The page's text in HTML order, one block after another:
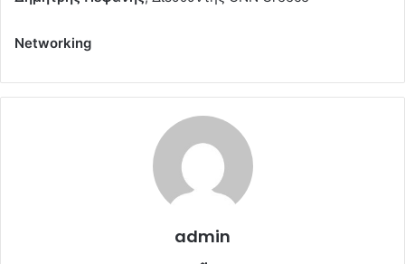
Networking
admin